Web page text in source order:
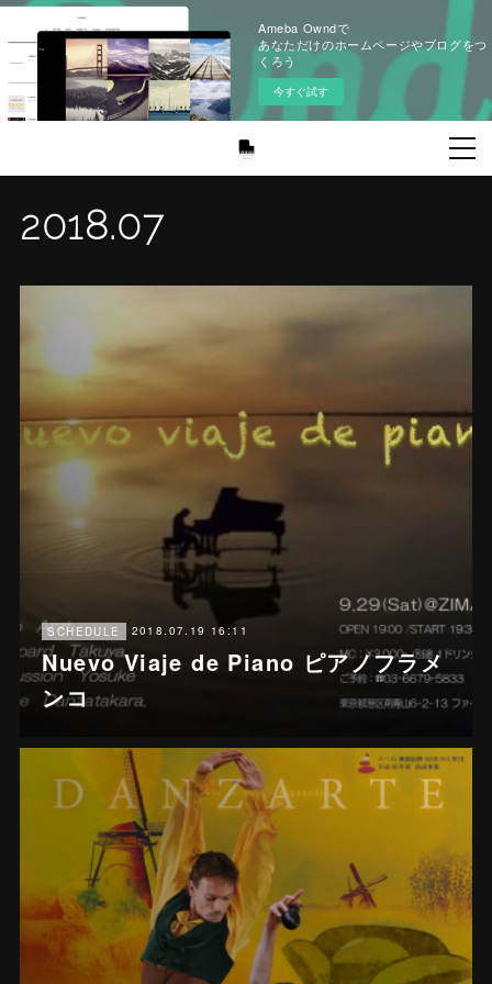
Ameba Owndで
あなただけのホームページやブログをつ
くろう
今すぐ試す
2018.07
SCHEDULE 2018.07.19 16:11
Nuevo Viaje de Piano ピアノフラメ
ンコ